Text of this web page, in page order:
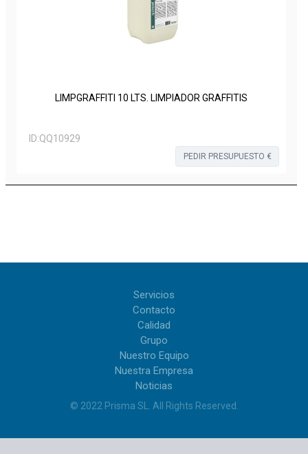
LIMPGRAFFITI 10 LTS. LIMPIADOR GRAFFITIS
ID:QQ10929
PEDIR PRESUPUESTO €
Servicios
Contacto
Calidad
Grupo
Nuestro Equipo
Nuestra Empresa
Noticias
© 2022 Prisma SL All Rights Reserved